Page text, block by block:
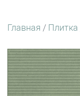
Главная / Плитка